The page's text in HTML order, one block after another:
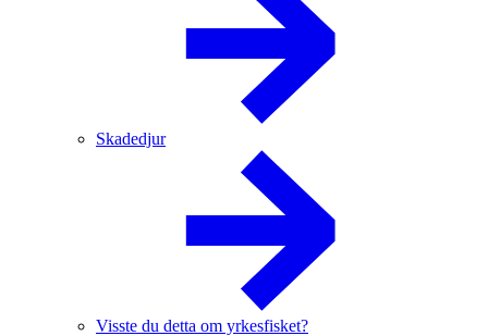
Skadedjur
Visste du detta om yrkesfisket?